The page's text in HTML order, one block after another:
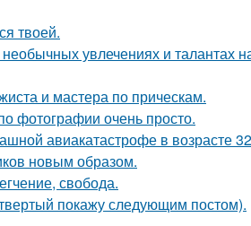
твоей.
необычных увлечениях и
и мастера по прическам.
фотографии очень просто.
авиакатастрофе в возрасте
новым образом.
свобода.
покажу следующим постом).